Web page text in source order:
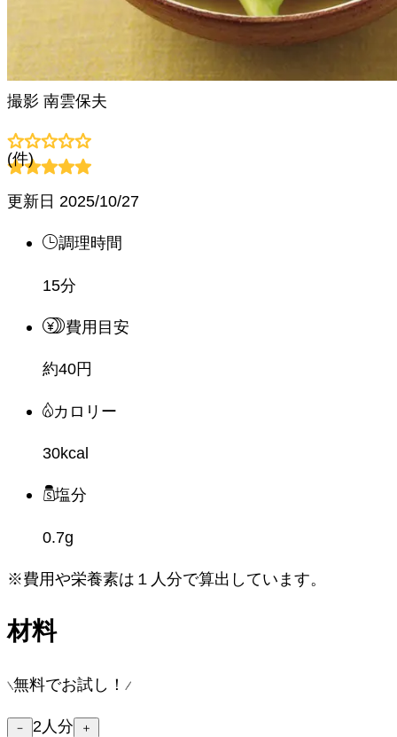
撮影 南雲保夫
(件)
更新日 2025/10/27
調理時間
15分
費用目安
約40円
カロリー
30kcal
塩分
0.7g
※費用や栄養素は １人分で算出しています。
材料
無料でお試し！
－ 2人分 ＋